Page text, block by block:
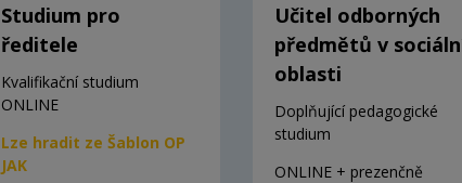
Studium pro
ředitele
Kvalifikační studium
ONLINE
Lze hradit ze Šablon OP
JAK
Učitel odborných
předmětů v
oblasti
Doplňující pedagogické
studium
ONLINE + prezenčně